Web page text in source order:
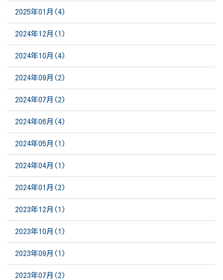
2025年01月(4)
2024年12月(1)
2024年10月(4)
2024年09月(2)
2024年07月(2)
2024年06月(4)
2024年05月(1)
2024年04月(1)
2024年01月(2)
2023年12月(1)
2023年10月(1)
2023年09月(1)
2023年07月(2)